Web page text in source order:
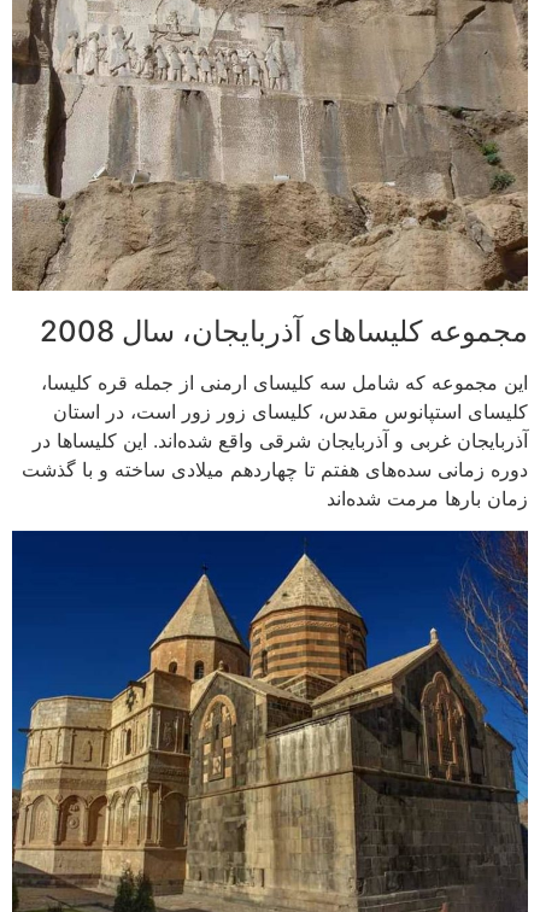
مجموعه کلیساهای آذربایجان، سال 2008
این مجموعه که شامل سه کلیسای ارمنی از جمله قره کلیسا،
کلیسای استپانوس مقدس، کلیسای زور زور است، در استان
آذربایجان غربی و آذربایجان شرقی واقع شده‌اند. این کلیساها در
دوره زمانی سده‌های هفتم تا چهاردهم میلادی ساخته و با گذشت
زمان بارها مرمت شده‌اند